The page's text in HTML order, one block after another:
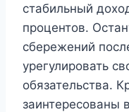
стабильный
процентов.
сбережений
урегулировать
обязательства.
заинтересованы